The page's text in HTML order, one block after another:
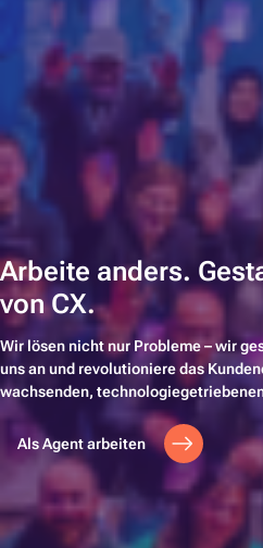
Arbeite anders.
von CX.
Wir lösen nicht nur Probleme – wir
uns an und revolutioniere das
wachsenden,
Als Agent arbeiten